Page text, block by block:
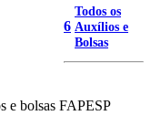
6
Todos os
Auxílios e
Bolsas
e bolsas FAPESP